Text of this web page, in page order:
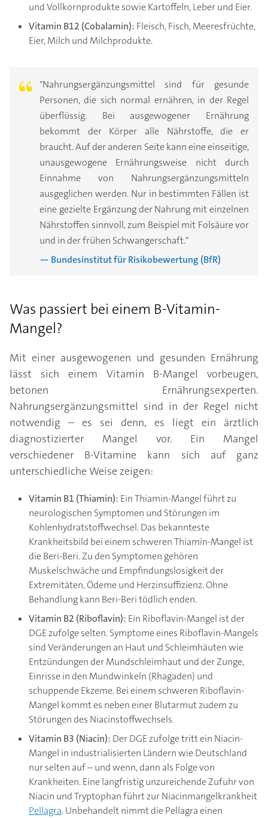
und Vollkornprodukte sowie Kartoffeln, Leber und Eier.
Vitamin B12 (Cobalamin): Fleisch, Fisch, Meeresfrüchte,
Eier, Milch und Milchprodukte.
"Nahrungsergänzungsmittel sind für gesunde
Personen, die sich normal ernähren, in der Regel
überflüssig. Bei ausgewogener Ernährung
bekommt der Körper alle Nährstoffe, die er
braucht. Auf der anderen Seite kann eine einseitige,
unausgewogene Ernährungsweise nicht durch
Einnahme von Nahrungsergänzungsmitteln
ausgeglichen werden. Nur in bestimmten Fällen ist
eine gezielte Ergänzung der Nahrung mit einzelnen
Nährstoffen sinnvoll, zum Beispiel mit Folsäure vor
und in der frühen Schwangerschaft."
— Bundesinstitut für Risikobewertung (BfR)
Was passiert bei einem B-Vitamin-
Mangel?
Mit einer ausgewogenen und gesunden Ernährung
lässt sich einem Vitamin B-Mangel vorbeugen,
betonen Ernährungsexperten.
Nahrungsergänzungsmittel sind in der Regel nicht
notwendig – es sei denn, es liegt ein ärztlich
diagnostizierter Mangel vor. Ein Mangel
verschiedener B-Vitamine kann sich auf ganz
unterschiedliche Weise zeigen:
Vitamin B1 (Thiamin): Ein Thiamin-Mangel führt zu
neurologischen Symptomen und Störungen im
Kohlenhydratstoffwechsel. Das bekannteste
Krankheitsbild bei einem schweren Thiamin-Mangel ist
die Beri-Beri. Zu den Symptomen gehören
Muskelschwäche und Empfindungslosigkeit der
Extremitäten, Ödeme und Herzinsuffizienz. Ohne
Behandlung kann Beri-Beri tödlich enden.
Vitamin B2 (Riboflavin): Ein Riboflavin-Mangel ist der
DGE zufolge selten. Symptome eines Riboflavin-Mangels
sind Veränderungen an Haut und Schleimhäuten wie
Entzündungen der Mundschleimhaut und der Zunge,
Einrisse in den Mundwinkeln (Rhagaden) und
schuppende Ekzeme. Bei einem schweren Riboflavin-
Mangel kommt es neben einer Blutarmut zudem zu
Störungen des Niacinstoffwechsels.
Vitamin B3 (Niacin): Der DGE zufolge tritt ein Niacin-
Mangel in industrialisierten Ländern wie Deutschland
nur selten auf – und wenn, dann als Folge von
Krankheiten. Eine langfristig unzureichende Zufuhr von
Niacin und Tryptophan führt zur Niacinmangelkrankheit
Pellagra. Unbehandelt nimmt die Pellagra einen